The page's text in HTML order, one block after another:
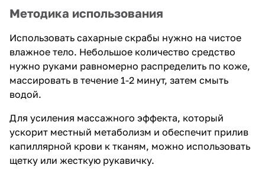
Методика использования
Использовать сахарные скрабы нужно на чистое
влажное тело. Небольшое количество средство
нужно руками равномерно распределить по коже,
массировать в течение 1-2 минут, затем смыть
водой.
Для усиления массажного эффекта, который
ускорит местный метаболизм и обеспечит прилив
капиллярной крови к тканям, можно использовать
щетку или жесткую рукавичку.